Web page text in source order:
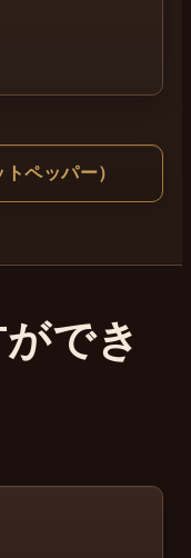
ペッパー）
でき